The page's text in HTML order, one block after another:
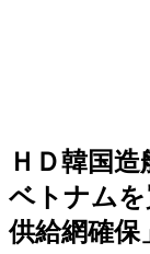
ＨＤ韓国
ベトナム
供給網確保